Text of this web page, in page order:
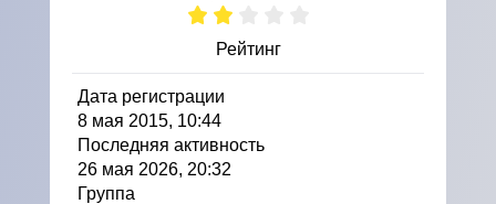
Рейтинг
Дата регистрации
8 мая 2015, 10:44
Последняя активность
26 мая 2026, 20:32
Группа